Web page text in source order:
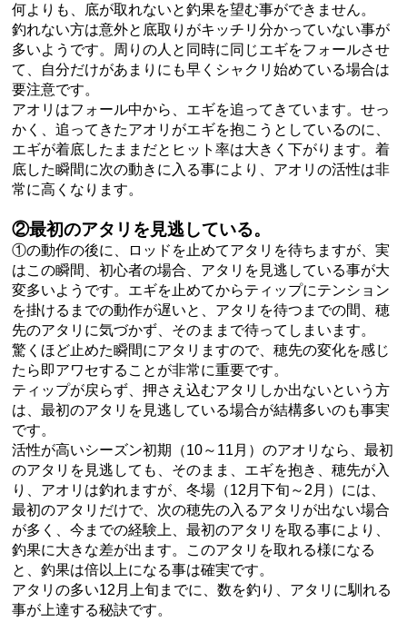
何よりも、底が取れないと釣果を望む事ができません。
釣れない方は意外と底取りがキッチリ分かっていない事が
多いようです。周りの人と同時に同じエギをフォールさせ
て、自分だけがあまりにも早くシャクリ始めている場合は
要注意です。
アオリはフォール中から、エギを追ってきています。せっ
かく、追ってきたアオリがエギを抱こうとしているのに、
エギが着底したままだとヒット率は大きく下がります。着
底した瞬間に次の動きに入る事により、アオリの活性は非
常に高くなります。
②最初のアタリを見逃している。
①の動作の後に、ロッドを止めてアタリを待ちますが、実
はこの瞬間、初心者の場合、アタリを見逃している事が大
変多いようです。エギを止めてからティップにテンション
を掛けるまでの動作が遅いと、アタリを待つまでの間、穂
先のアタリに気づかず、そのままで待ってしまいます。
驚くほど止めた瞬間にアタリますので、穂先の変化を感じ
たら即アワセすることが非常に重要です。
ティップが戻らず、押さえ込むアタリしか出ないという方
は、最初のアタリを見逃している場合が結構多いのも事実
です。
活性が高いシーズン初期（10～11月）のアオリなら、最初
のアタリを見逃しても、そのまま、エギを抱き、穂先が入
り、アオリは釣れますが、冬場（12月下旬～2月）には、
最初のアタリだけで、次の穂先の入るアタリが出ない場合
が多く、今までの経験上、最初のアタリを取る事により、
釣果に大きな差が出ます。このアタリを取れる様になる
と、釣果は倍以上になる事は確実です。
アタリの多い12月上旬までに、数を釣り、アタリに馴れる
事が上達する秘訣です。